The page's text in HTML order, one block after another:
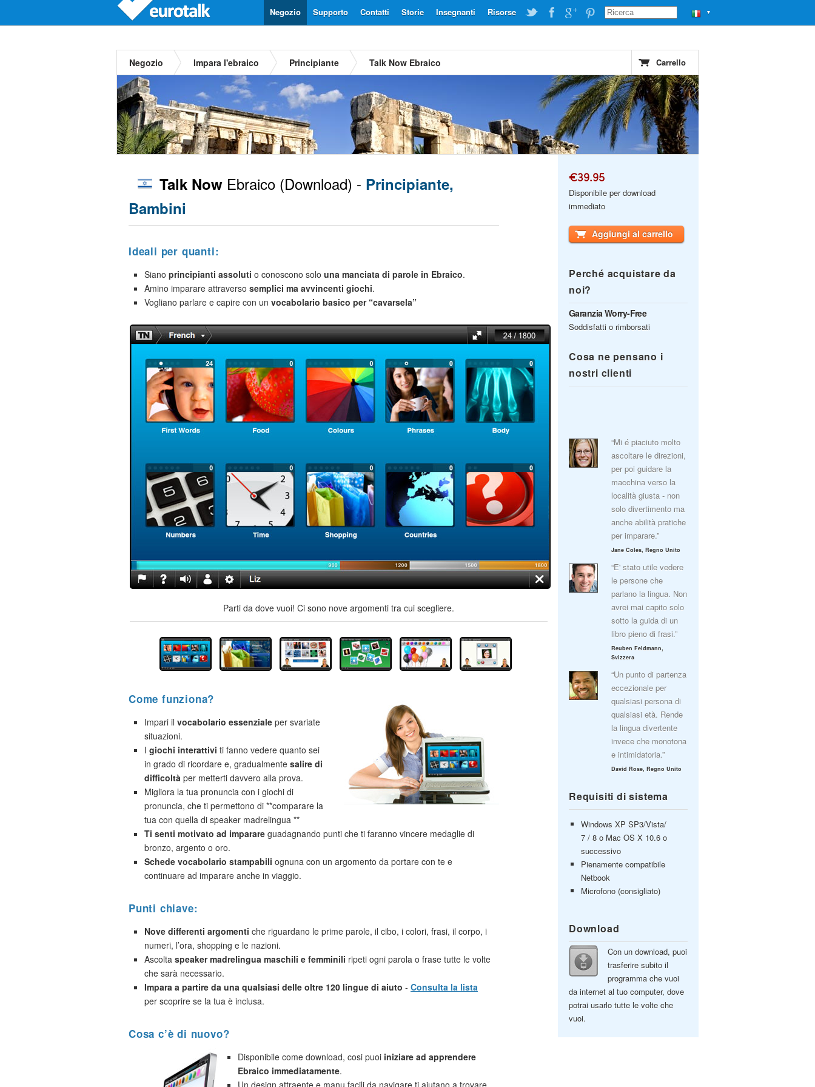
▼
Risorse
Insegnanti
Storie
Contatti
Supporto
Negozio
Negozio Impara l'ebraico Principiante Talk Now Ebraico Carrello
Talk Now Ebraico (Download) - Principiante,
Bambini
Ideali per quanti:
Siano principianti assoluti o conoscono solo una manciata di parole in Ebraico.
Amino imparare attraverso semplici ma avvincenti giochi.
Vogliano parlare e capire con un vocabolario basico per “cavarsela”
Parti da dove vuoi! Ci sono nove argomenti tra cui scegliere.
Come funziona?
Impari il vocabolario essenziale per svariate
situazioni.
I giochi interattivi ti fanno vedere quanto sei
in grado di ricordare e, gradualmente salire di
difficoltà per metterti davvero alla prova.
Migliora la tua pronuncia con i giochi di
pronuncia, che ti permettono di **comparare la
tua con quella di speaker madrelingua **
Ti senti motivato ad imparare guadagnando punti che ti faranno vincere medaglie di
bronzo, argento o oro.
Schede vocabolario stampabili ognuna con un argomento da portare con te e
continuare ad imparare anche in viaggio.
Punti chiave:
Nove differenti argomenti che riguardano le prime parole, il cibo, i colori, frasi, il corpo, i
numeri, l’ora, shopping e le nazioni.
Ascolta speaker madrelingua maschili e femminili ripeti ogni parola o frase tutte le volte
che sarà necessario.
Impara a partire da una qualsiasi delle oltre 120 lingue di aiuto - Consulta la lista
per scoprire se la tua è inclusa.
Cosa c’è di nuovo?
Disponibile come download, cosi puoi iniziare ad apprendere
Ebraico immediatamente.
Un design attraente e manu facili da navigare ti aiutano a trovare
€39.95
Disponibile per download
immediato
Aggiungi al carrello
Perché acquistare da
noi?
Garanzia Worry-Free
Soddisfatti o rimborsati
Cosa ne pensano i
nostri clienti
“Mi é piaciuto molto
ascoltare le direzioni,
per poi guidare la
macchina verso la
località giusta - non
solo divertimento ma
anche abilità pratiche
per imparare.”
Jane Coles, Regno Unito
“E' stato utile vedere
le persone che
parlano la lingua. Non
avrei mai capito solo
sotto la guida di un
libro pieno di frasi.”
Reuben Feldmann,
Svizzera
“Un punto di partenza
eccezionale per
qualsiasi persona di
qualsiasi età. Rende
la lingua divertente
invece che monotona
e intimidatoria.”
David Rose, Regno Unito
Requisiti di sistema
Windows XP SP3/Vista/
7 / 8 o Mac OS X 10.6 o
successivo
Pienamente compatibile
Netbook
Microfono (consigliato)
Download
Con un download, puoi
trasferire subito il
programma che vuoi
da internet al tuo computer, dove
potrai usarlo tutte le volte che
vuoi.